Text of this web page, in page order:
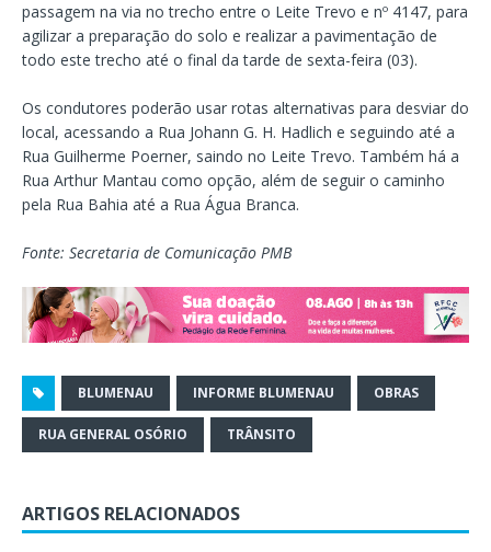
passagem na via no trecho entre o Leite Trevo e nº 4147, para
agilizar a preparação do solo e realizar a pavimentação de
todo este trecho até o final da tarde de sexta-feira (03).
Os condutores poderão usar rotas alternativas para desviar do
local, acessando a Rua Johann G. H. Hadlich e seguindo até a
Rua Guilherme Poerner, saindo no Leite Trevo. Também há a
Rua Arthur Mantau como opção, além de seguir o caminho
pela Rua Bahia até a Rua Água Branca.
Fonte: Secretaria de Comunicação PMB
BLUMENAU INFORME BLUMENAU OBRAS
RUA GENERAL OSÓRIO TRÂNSITO
ARTIGOS RELACIONADOS